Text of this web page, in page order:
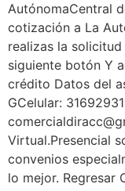
AutónomaCentral
cotización a La
realizas la
siguiente botón Y
crédito Datos del
GCelular:
Virtual.Presencial
convenios
lo mejor.